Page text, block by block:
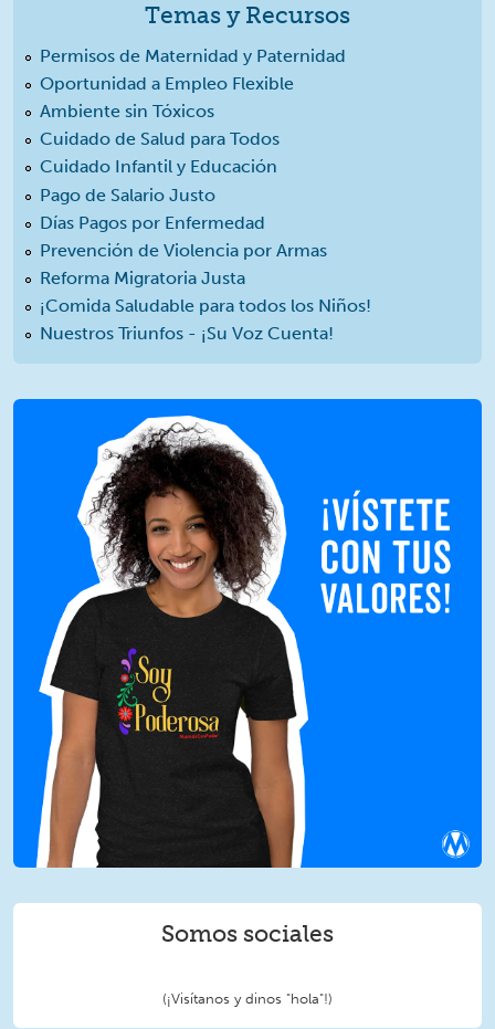
Temas y Recursos
Permisos de Maternidad y Paternidad
Oportunidad a Empleo Flexible
Ambiente sin Tóxicos
Cuidado de Salud para Todos
Cuidado Infantil y Educación
Pago de Salario Justo
Días Pagos por Enfermedad
Prevención de Violencia por Armas
Reforma Migratoria Justa
¡Comida Saludable para todos los Niños!
Nuestros Triunfos - ¡Su Voz Cuenta!
Somos sociales
(¡Visítanos y dinos "hola"!)